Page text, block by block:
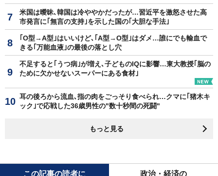
米国は曖昧､韓国は冷ややかだったが…習近平を激怒させた高
市発言に｢無言の支持｣を示した国の｢大胆な手法｣
｢O型→A型｣はいいけど､｢A型→O型｣はダメ…誰にでも輸血で
きる｢万能血液｣の最後の落とし穴
不足すると｢うつ病｣が増え､子どものIQに影響…東大教授｢脳の
ために欠かせないスーパーにある食材｣
耳の後ろから流血､指の肉をごっそり食べられ…クマに｢猪木キ
ック｣で応戦した36歳男性の"数十秒間の死闘"
もっと見る
この記事の読者に 政治・経済の